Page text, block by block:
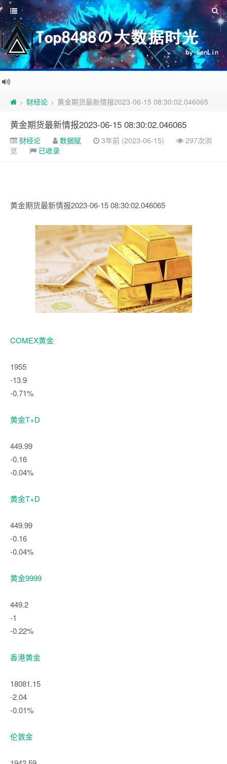
> 财经论 > 黄金期货最新情报2023-06-15 08:30:02.046065
黄金期货最新情报2023-06-15 08:30:02.046065
财经论 数据赋 3年前 (2023-06-15)
297次浏
览
已收录
黄金期货最新情报2023-06-15 08:30:02.046065
COMEX黄金
1955
-13.9
-0.71%
黄金T+D
449.99
-0.16
-0.04%
黄金T+D
449.99
-0.16
-0.04%
黄金9999
449.2
-1
-0.22%
香港黄金
18081.15
-2.04
-0.01%
伦敦金